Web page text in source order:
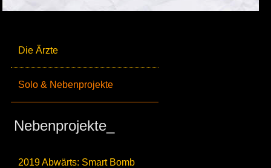
Die Ärzte
Solo & Nebenprojekte
Nebenprojekte_
2019 Abwärts: Smart Bomb